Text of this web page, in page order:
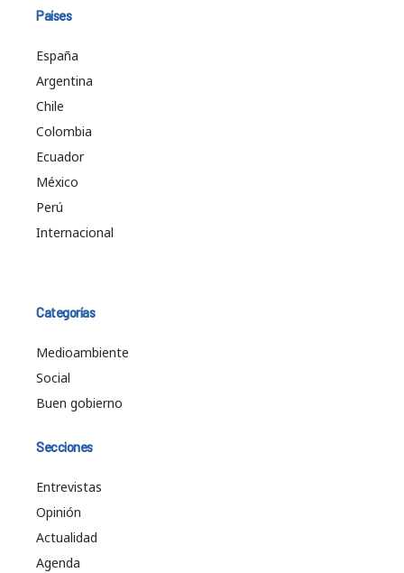
Países
España
Argentina
Chile
Colombia
Ecuador
México
Perú
Internacional
Categorías
Medioambiente
Social
Buen gobierno
Secciones
Entrevistas
Opinión
Actualidad
Agenda